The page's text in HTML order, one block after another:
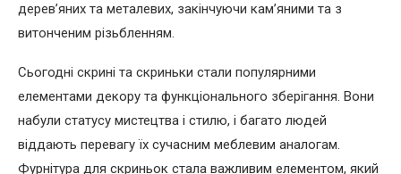
дерев’яних та металевих, закінчуючи кам’яними та з
витонченим різьбленням.
Сьогодні скрині та скриньки стали популярними
елементами декору та функціонального зберігання. Вони
набули статусу мистецтва і стилю, і багато людей
віддають перевагу їх сучасним меблевим аналогам.
Фурнітура для скриньок стала важливим елементом, який